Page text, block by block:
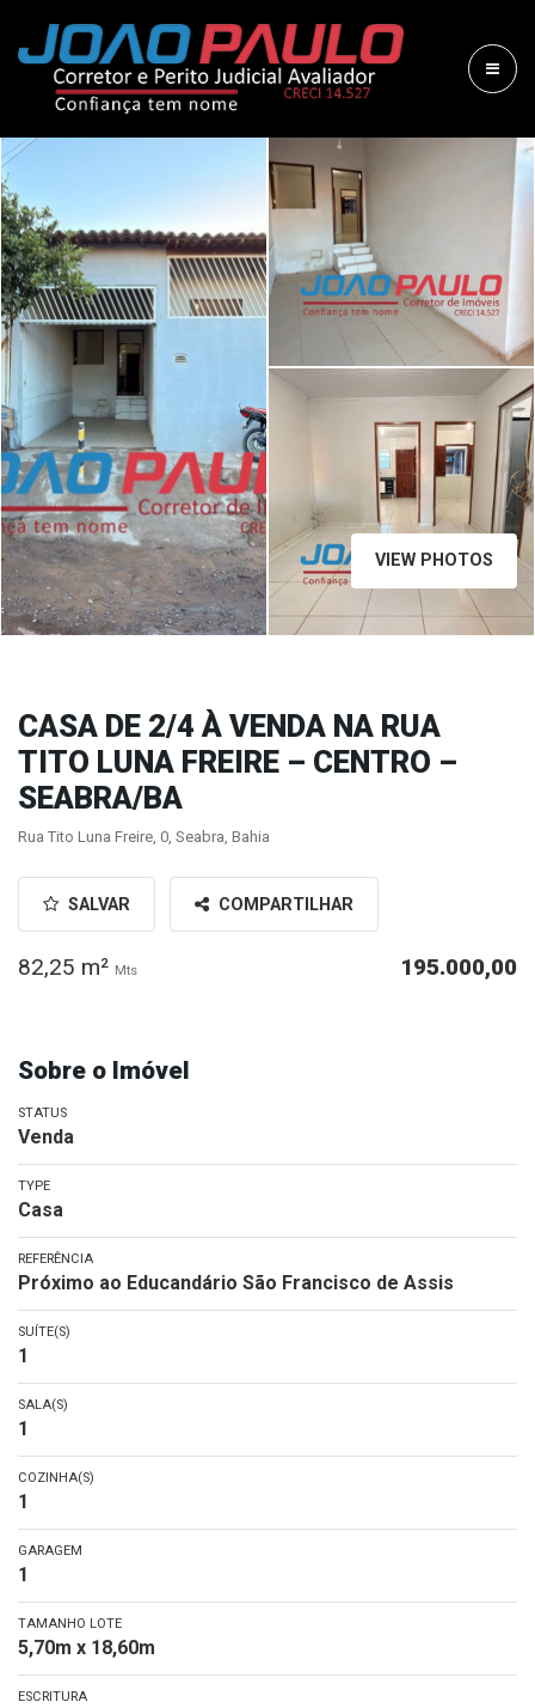
VIEW PHOTOS
CASA DE 2/4 À VENDA NA RUA
TITO LUNA FREIRE – CENTRO –
SEABRA/BA
Rua Tito Luna Freire, 0, Seabra, Bahia
SALVAR COMPARTILHAR
82,25 m² Mts 195.000,00
Sobre o Imóvel
STATUS
Venda
TYPE
Casa
REFERÊNCIA
Próximo ao Educandário São Francisco de Assis
SUÍTE(S)
1
SALA(S)
1
COZINHA(S)
1
GARAGEM
1
TAMANHO LOTE
5,70m x 18,60m
ESCRITURA